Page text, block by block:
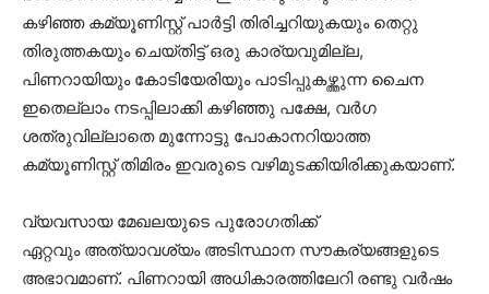
കഴിഞ്ഞ കമ്യൂണിസ്റ്റ് പാർട്ടി തിരിച്ചറിയുകയും തെറ്റു
തിരുത്തകയും ചെയ്തിട്ട് ഒരു കാര്യവുമില്ല,
പിണറായിയും കോടിയേരിയും പാടിപ്പുകഴ്ത്തുന്ന ചൈന
ഇതെല്ലാം നടപ്പിലാക്കി കഴിഞ്ഞു പക്ഷേ, വര്‍ഗ
ശത്രുവില്ലാതെ മുന്നോട്ടു പോകാനറിയാത്ത
കമ്യൂണിസ്റ്റ് തിമിരം ഇവരുടെ വഴിമുടക്കിയിരിക്കുകയാണ്.
വ്യവസായ മേഖലയുടെ പുരോഗതിക്ക്
ഏറ്റവും അത്യാവശ്യം അടിസ്ഥാന സൗകര്യങ്ങളുടെ
അഭാവമാണ്. പിണറായി അധികാരത്തിലേറി രണ്ടു വര്‍ഷം